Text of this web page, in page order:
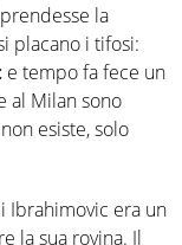
la
placano i tifosi:
e tempo fa fece un
al Milan sono
esiste, solo
Ibrahimovic era un
la sua rovina. Il